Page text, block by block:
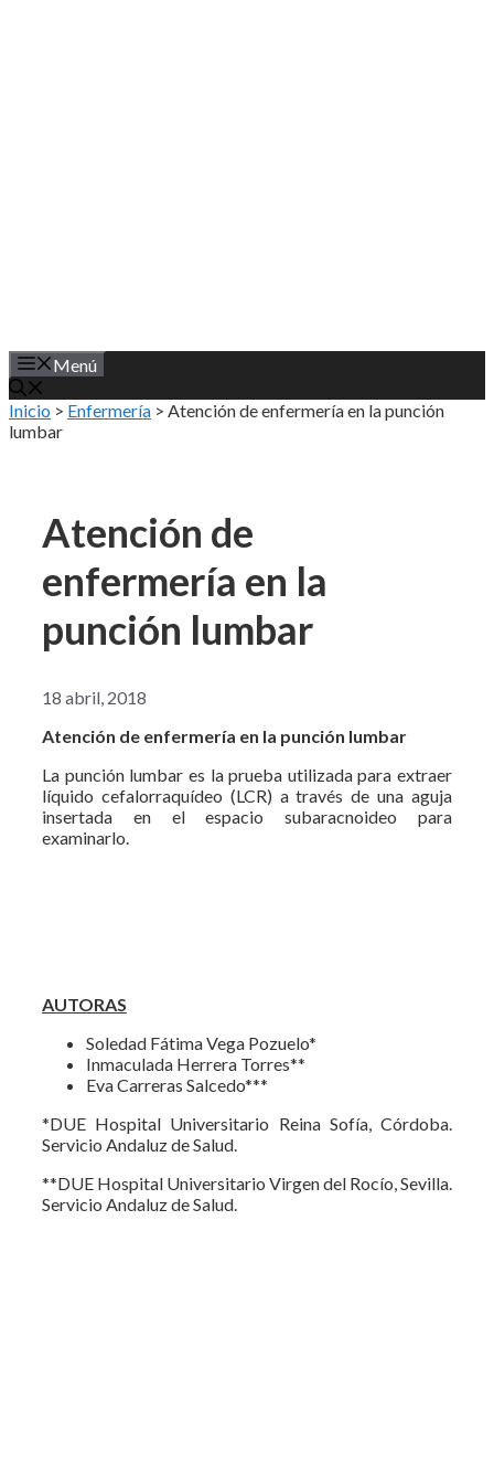
Menú
Inicio > Enfermería > Atención de enfermería en la punción
lumbar
Atención de
enfermería en la
punción lumbar
18 abril, 2018
Atención de enfermería en la punción lumbar
La punción lumbar es la prueba utilizada para extraer
líquido cefalorraquídeo (LCR) a través de una aguja
insertada en el espacio subaracnoideo para
examinarlo.
AUTORAS
Soledad Fátima Vega Pozuelo*
Inmaculada Herrera Torres**
Eva Carreras Salcedo***
*DUE Hospital Universitario Reina Sofía, Córdoba.
Servicio Andaluz de Salud.
**DUE Hospital Universitario Virgen del Rocío, Sevilla.
Servicio Andaluz de Salud.